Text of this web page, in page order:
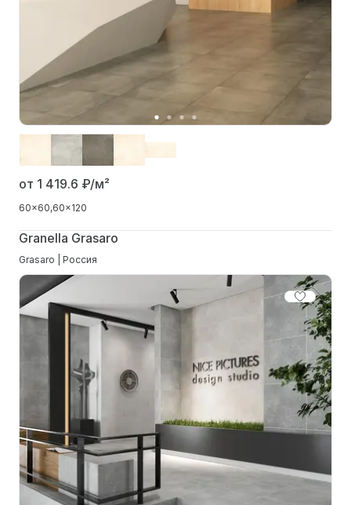
от 1 419.6 ₽/м²
60x60 60x120
Granella Grasaro
Grasaro | Россия